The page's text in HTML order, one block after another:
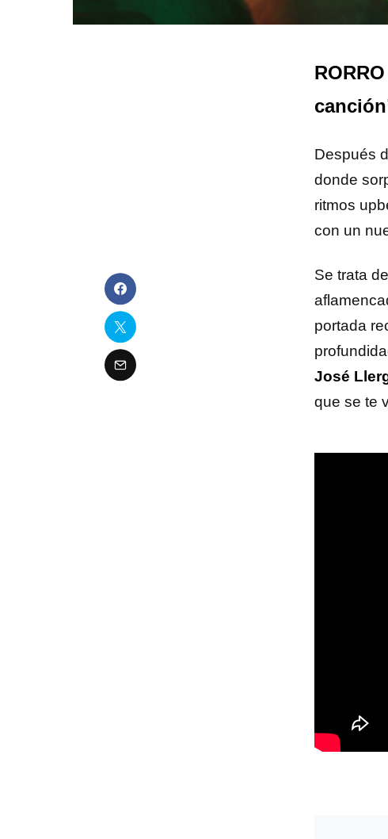
Después
donde
ritmos
con un
Se trata
portada
José
que se te